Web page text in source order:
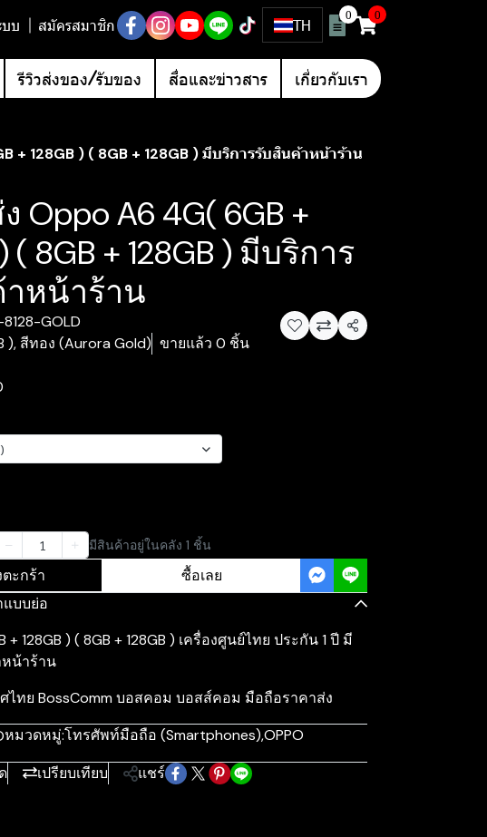
บบ สมัครสมาชิก TH
0 0
รีวิวส่งของ/รับของ สื่อและข่าวสาร เกี่ยวกับเรา
+ 128GB ) ( 8GB + 128GB ) มีบริการรับสินค้าหน้าร้าน
Oppo A6 4G( 6GB +
( 8GB + 128GB ) มีบริการ
หน้าร้าน
GOLD
), สีทอง (Aurora Gold) ขายแล้ว 0 ชิ้น
แชร์
มีสินค้าอยู่ในคลัง 1 ชิ้น
ตะกร้า ซื้อเลย
บบย่อ
+ 128GB ) ( 8GB + 128GB ) เครื่องศูนย์ไทย ประกัน 1 ปี มี
น้าร้าน
ไทย BossComm บอสคอม บอสส์คอม มือถือราคาส่ง
หมวดหมู่:โทรศัพท์มือถือ (Smartphones),OPPO
เปรียบเทียบ แชร์